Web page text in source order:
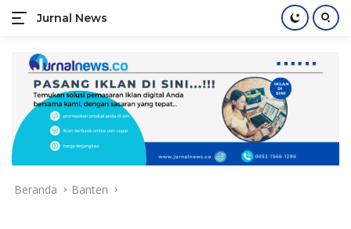
konten
Jurnal News
Jendela
Rakyat
Beranda Banten